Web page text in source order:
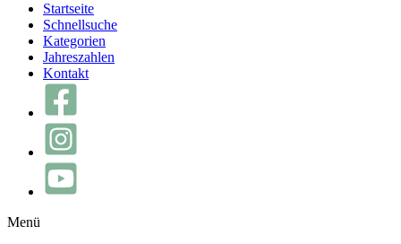
Startseite
Schnellsuche
Kategorien
Jahreszahlen
Kontakt
Menü